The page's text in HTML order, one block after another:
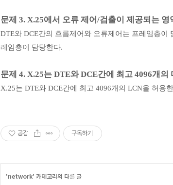
문제 3. X.25에서 오류 제어 /검출이 제공되는 영
DTE와 DCE간의 흐름제어와 오류제어는 프레임층이
레임층이 담당한다.
문제 4. X.25는 DTE와DCE간에 최고 4096개의
X.25는 DTE와 DCE간에 최고 4096개의 LCN을 허용
공감 구독하기
'network' 카테고리의 다른 글